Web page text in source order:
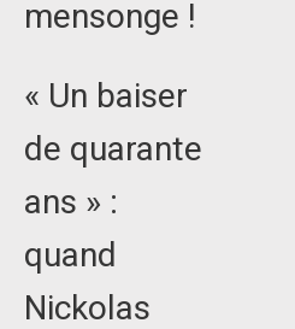
mensonge !
« Un baiser
de quarante
ans » :
quand
Nickolas